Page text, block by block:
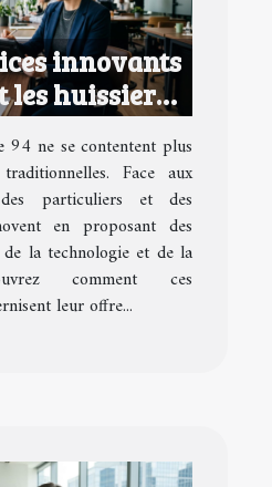
innovants
les huissiers
le 94 ?
94 ne se contentent plus
Face aux
particuliers et des
en proposant des
la technologie et de la
comment ces
leur offre...